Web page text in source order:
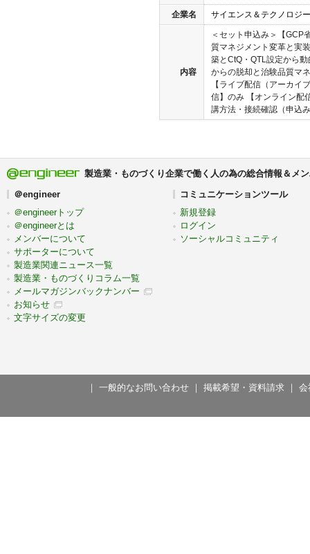
企業名 サイエンス＆テクノロジ
内容
＜セット申込み＞【GCP
質マネジメント変革と実
築とCtQ・QTL設定から
からの脱却と治験品質マ
【ライブ配信（アーカイ
信】のみ 【オンライン
講方法・接続確認（申込
製造業・ものづくり企業で働く人の為の総合情報＆メ
＠engineer
＠engineerトップ
＠engineerとは
メンバーについて
サポーターについて
製造業関連ニュース一覧
製造業・ものづくりコラム一覧
メールマガジンバックナンバー
お知らせ
文字サイズの変更
コミュニケーションツール
新規登録
ログイン
ソーシャルコミュニティ
｜ 一般的なお問い合わせ ｜ 掲載希望・資料請求 ｜ 会